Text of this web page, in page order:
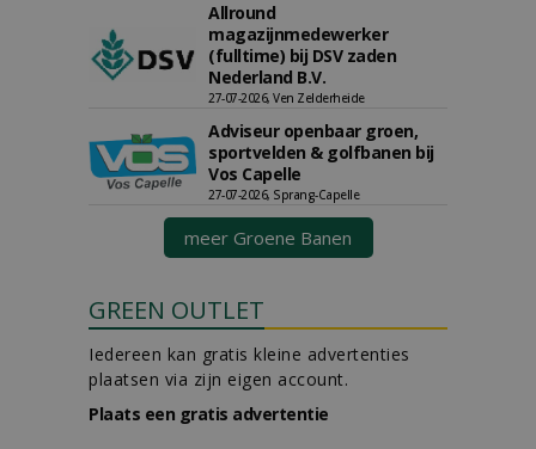
Allround
magazijnmedewerker
(fulltime) bij DSV zaden
Nederland B.V.
27-07-2026, Ven Zelderheide
Adviseur openbaar groen,
sportvelden & golfbanen bij
Vos Capelle
27-07-2026, Sprang-Capelle
meer Groene Banen
GREEN OUTLET
Iedereen kan gratis kleine advertenties
plaatsen via zijn eigen account.
Plaats een gratis advertentie